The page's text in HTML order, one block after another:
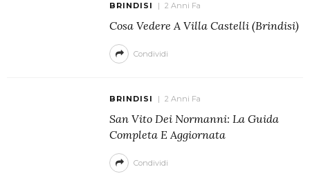
BRINDISI 2 Anni Fa
Cosa Vedere A Villa Castelli (Brindisi)
Condividi
BRINDISI 2 Anni Fa
San Vito Dei Normanni: La Guida
Completa E Aggiornata
Condividi